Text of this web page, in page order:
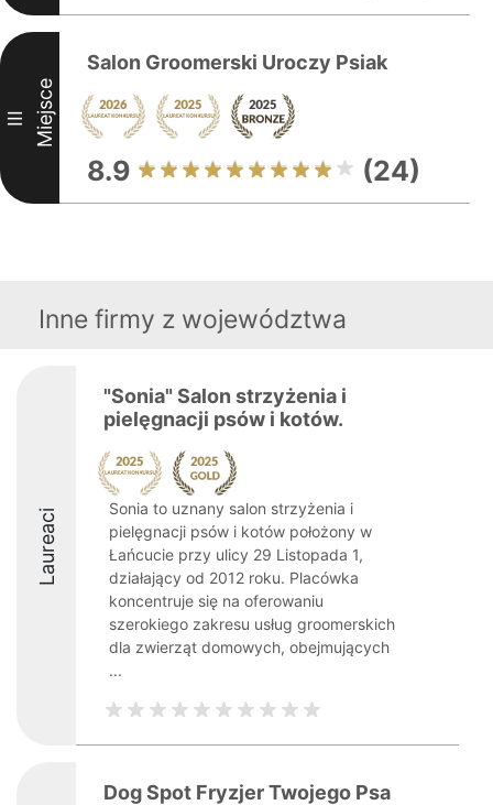
III Miejsce
Salon Groomerski Uroczy Psiak
8.9 (24)
Inne firmy z województwa
Laureaci
"Sonia" Salon strzyżenia i
pielęgnacji psów i kotów.
Sonia to uznany salon strzyżenia i
pielęgnacji psów i kotów położony w
Łańcucie przy ulicy 29 Listopada 1,
działający od 2012 roku. Placówka
koncentruje się na oferowaniu
szerokiego zakresu usług groomerskich
dla zwierząt domowych, obejmujących
...
Dog Spot Fryzjer Twojego Psa